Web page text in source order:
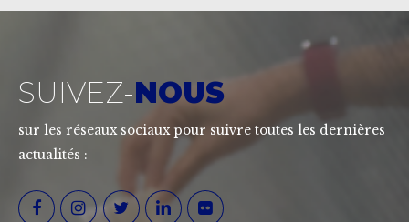
SUIVEZ-NOUS
sur les réseaux sociaux pour suivre toutes les dernières
actualités :